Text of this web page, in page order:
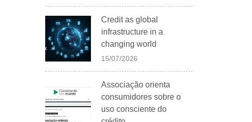
Credit as global
infrastructure in a
changing world
15/07/2026
Associação orienta
consumidores sobre o
uso consciente do